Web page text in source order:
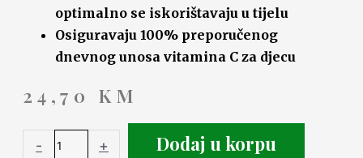
optimalno se iskorištavaju u tijelu
Osiguravaju 100% preporučenog
dnevnog unosa vitamina C za djecu
24,70 KM
- + Dodaj u korpu